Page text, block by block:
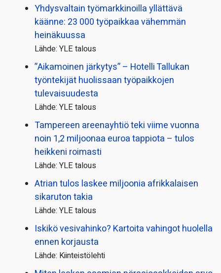
Yhdysvaltain työmarkkinoilla yllättävä
käänne: 23 000 työpaikkaa vähemmän
heinäkuussa
Lähde: YLE talous
”Aikamoinen järkytys” – Hotelli Tallukan
työntekijät huolissaan työpaikkojen
tulevaisuudesta
Lähde: YLE talous
Tampereen areenayhtiö teki viime vuonna
noin 1,2 miljoonaa euroa tappiota – tulos
heikkeni roimasti
Lähde: YLE talous
Atrian tulos laskee miljoonia afrikkalaisen
sikaruton takia
Lähde: YLE talous
Iskikö vesivahinko? Kartoita vahingot huolella
ennen korjausta
Lähde: Kiinteistölehti